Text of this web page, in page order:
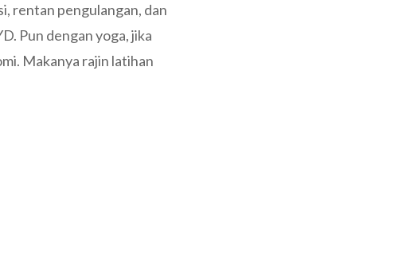
rentan pengulangan, dan
Pun dengan yoga, jika
Makanya rajin latihan